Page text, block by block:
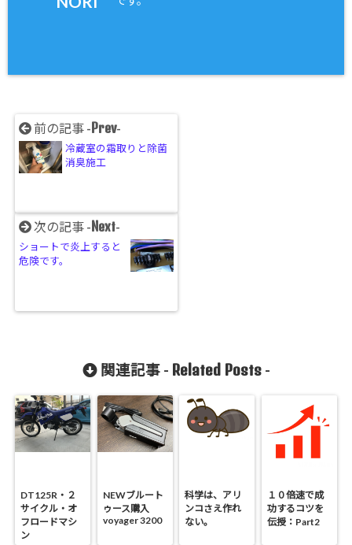
前の記事 -Prev-
冷蔵室の霜取りと除菌
消臭施工
次の記事 -Next-
ショートで炎上すると
危険です。
関連記事 - Related Posts-
DT125R・２
サイクル・オ
フロードマシ
ン
NEWブルート
ゥース購入
voyager 3200
科学は、アリ
ンコさえ作れ
ない。
１０倍速で成
功するコツを
伝授：Part2